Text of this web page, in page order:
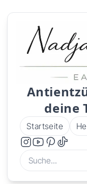
deine
Startseite